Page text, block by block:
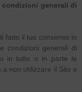
condizioni generali di
fatto il tuo consenso in
condizioni generali di
in tutto o in parte le
non utilizzare il Sito e